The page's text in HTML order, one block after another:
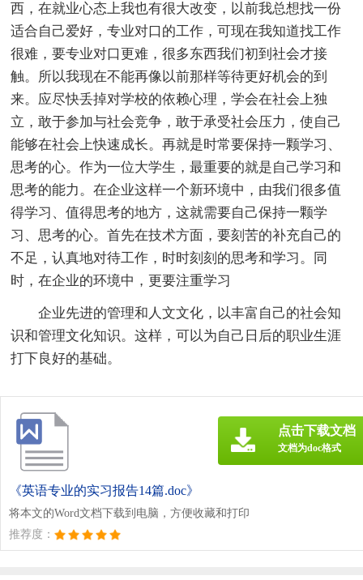
西，在就业心态上我也有很大改变，以前我总想找一份
适合自己爱好，专业对口的工作，可现在我知道找工作
很难，要专业对口更难，很多东西我们初到社会才接
触。所以我现在不能再像以前那样等待更好机会的到
来。应尽快丢掉对学校的依赖心理，学会在社会上独
立，敢于参加与社会竞争，敢于承受社会压力，使自己
能够在社会上快速成长。再就是时常要保持一颗学习、
思考的心。作为一位大学生，最重要的就是自己学习和
思考的能力。在企业这样一个新环境中，由我们很多值
得学习、值得思考的地方，这就需要自己保持一颗学
习、思考的心。首先在技术方面，要刻苦的补充自己的
不足，认真地对待工作，时时刻刻的思考和学习。同
时，在企业的环境中，更要注重学习
企业先进的管理和人文文化，以丰富自己的社会知
识和管理文化知识。这样，可以为自己日后的职业生涯
打下良好的基础。
《英语专业的实习报告14篇.doc》
将本文的Word文档下载到电脑，方便收藏和打印
推荐度：
点击下载文档
文档为doc格式